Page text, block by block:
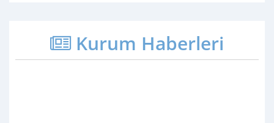
Kurum Haberleri